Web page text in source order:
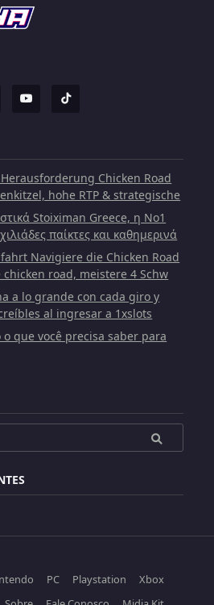
Chicken Road
hohe RTP & strategische
Stoiximan Greece, η Νο1
παίκτες και καθημερινά
Navigiere die Chicken Road
road, meistere 4 Schw
a lo grande con cada giro y
al ingresar a 1xslots
o que você precisa saber para
PC Playstation
Xbox